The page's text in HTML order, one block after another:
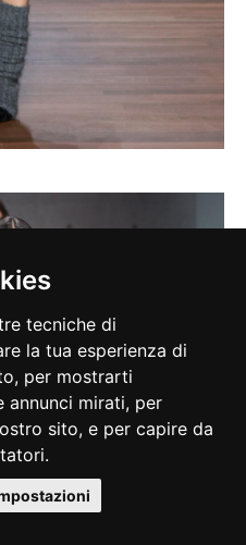
tecniche di
la tua esperienza di
per mostrarti
annunci mirati, per
sito, e per capire da